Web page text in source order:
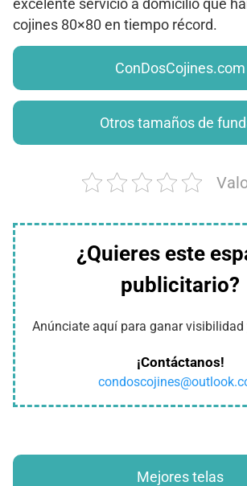
excelente servicio a domicilio que
cojines 80×80 en tiempo récord.
ConDosCojines.com
Otros tamaños de
¿Quieres este
publicitario?
Anúnciate aquí para ganar
¡Contáctanos!
Mejores telas